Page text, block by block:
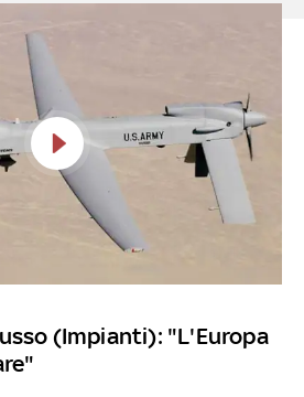
(Impianti): "L'Europa